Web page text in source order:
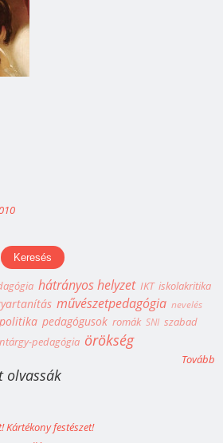
hátrányos helyzet IKT iskolakritika
művészetpedagógia nevelés
pedagógusok romák SNI szabad
pedagógia örökség
Tovább
olvassák
Kártékony festészet!